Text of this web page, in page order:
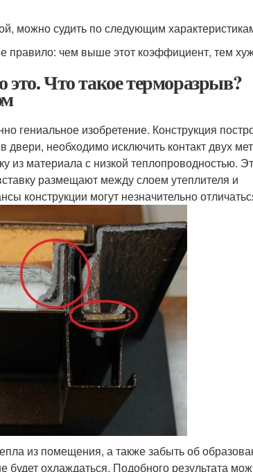
можно судить по следующим
правило: чем выше этот коэффициент, тем
это. Что такое терморазрыв?
гениальное изобретение. Конструкция
необходимо исключить контакт двух
из материала с низкой теплопроводностью.
размещают между слоем утеплителя и
конструкции могут незначительно
из помещения, а также забыть об
будет охлаждаться. Подобного результата